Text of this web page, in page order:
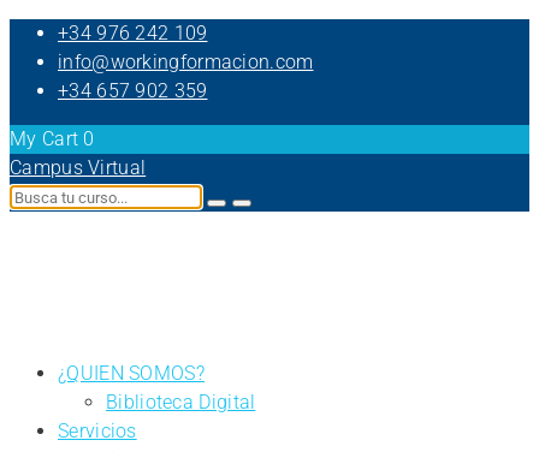
+34 976 242 109
info@workingformacion.com
+34 657 902 359
My Cart 0
Campus Virtual
¿QUIEN SOMOS?
Biblioteca Digital
Servicios